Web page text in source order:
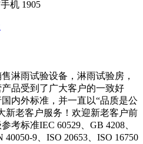
机 1905
淋雨试验设备，淋雨试验房，
品受到了广大客户的一致好
内外标准，并一直以“品质是公
新老客户服务！欢迎新老客户前
考标准IEC 60529、GB 4208、
40050-9、ISO 20653、ISO 16750